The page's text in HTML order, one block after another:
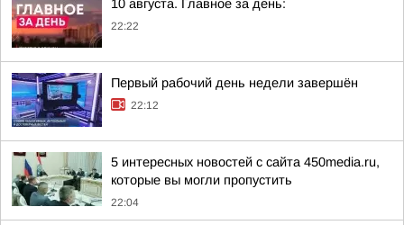
10 августа. Главное за день:
22:22
Первый рабочий день недели завершён
22:12
5 интересных новостей с сайта 450media.ru,
которые вы могли пропустить
22:04